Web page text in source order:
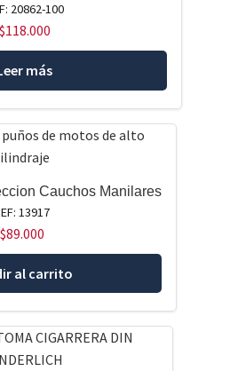
20862-100
$118.000
más
Cauchos Manilares
13917
$89.000
al carrito